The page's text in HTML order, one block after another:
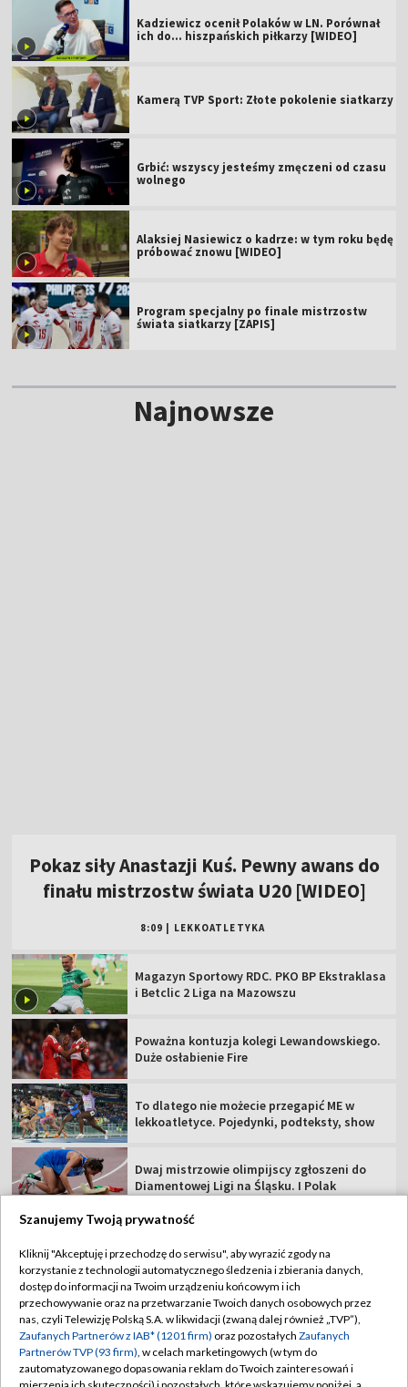
Kadziewicz ocenił Polaków w LN. Porównał
ich do... hiszpańskich piłkarzy [WIDEO]
Kamerą TVP Sport: Złote pokolenie siatkarzy
Grbić: wszyscy jesteśmy zmęczeni od czasu
wolnego
Alaksiej Nasiewicz o kadrze: w tym roku będę
próbować znowu [WIDEO]
Program specjalny po finale mistrzostw
świata siatkarzy [ZAPIS]
Najnowsze
Poważna kontuzja kolegi Lewandowskiego.
Duże osłabienie Fire
To dlatego nie możecie przegapić ME w
Dwaj mistrzowie olimpijscy zgłoszeni do
Argentyna się wyłamała. Oficjalne poparcie
Hurkacz zagra w 3. rundzie w Montealu. Z
Abonament TVP
Sklep TVP
Biuro Reklamy
Oferta Handlowa
Regulamin TVP
Polityka prywatności
Moje zgody
Biuro reklamy
Szanujemy Twoją prywatność
Kliknij "Akceptuję i przechodzę do serwisu", aby wyrazić zgody na
korzystanie z technologii automatycznego śledzenia i zbierania danych,
dostęp do informacji na Twoim urządzeniu końcowym i ich
przechowywanie oraz na przetwarzanie Twoich danych osobowych przez
nas, czyli Telewizję Polską S.A. w likwidacji (zwaną dalej również „TVP”),
Zaufanych Partnerów z IAB* (1201 firm) oraz pozostałych Zaufanych
Partnerów TVP (93 firm), w celach marketingowych (w tym do
zautomatyzowanego dopasowania reklam do Twoich zainteresowań i